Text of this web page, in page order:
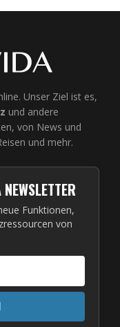
Unser Ziel ist es,
und andere
von News und
und mehr.
Funktionen,
von